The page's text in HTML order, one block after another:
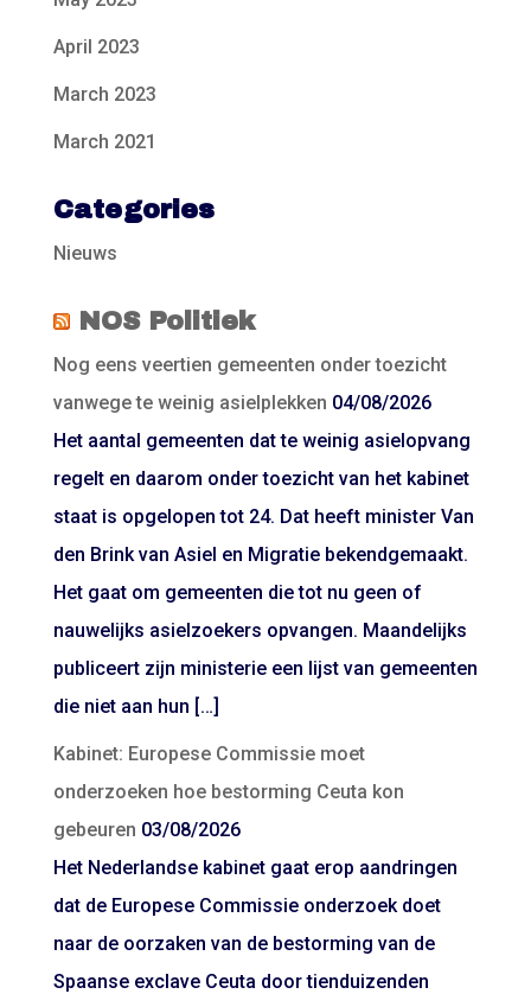
April 2023
March 2023
March 2021
Categories
Nieuws
NOS Politiek
Nog eens veertien gemeenten onder toezicht
vanwege te weinig asielplekken 04/08/2026
Het aantal gemeenten dat te weinig asielopvang
regelt en daarom onder toezicht van het kabinet
staat is opgelopen tot 24. Dat heeft minister Van
den Brink van Asiel en Migratie bekendgemaakt.
Het gaat om gemeenten die tot nu geen of
nauwelijks asielzoekers opvangen. Maandelijks
publiceert zijn ministerie een lijst van gemeenten
die niet aan hun […]
Kabinet: Europese Commissie moet
onderzoeken hoe bestorming Ceuta kon
gebeuren 03/08/2026
Het Nederlandse kabinet gaat erop aandringen
dat de Europese Commissie onderzoek doet
naar de oorzaken van de bestorming van de
Spaanse exclave Ceuta door tienduizenden